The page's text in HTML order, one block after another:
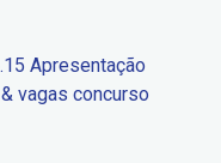
Apresentação
vagas concurso